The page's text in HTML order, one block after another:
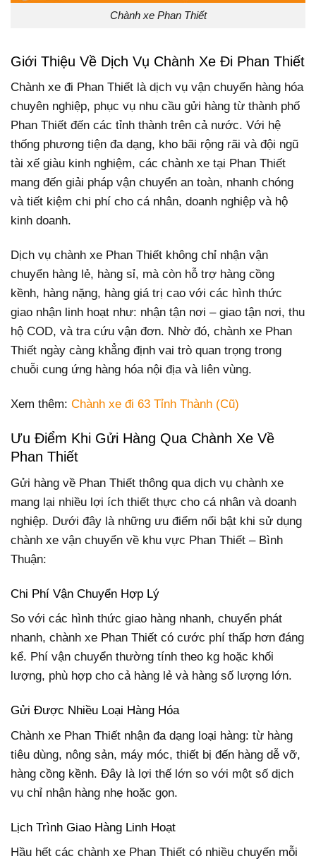
Chành xe Phan Thiết
Giới Thiệu Về Dịch Vụ Chành Xe Đi Phan Thiết
Chành xe đi Phan Thiết là dịch vụ vận chuyển hàng hóa
chuyên nghiệp, phục vụ nhu cầu gửi hàng từ thành phố
Phan Thiết đến các tỉnh thành trên cả nước. Với hệ
thống phương tiện đa dạng, kho bãi rộng rãi và đội ngũ
tài xế giàu kinh nghiệm, các chành xe tại Phan Thiết
mang đến giải pháp vận chuyển an toàn, nhanh chóng
và tiết kiệm chi phí cho cá nhân, doanh nghiệp và hộ
kinh doanh.
Dịch vụ chành xe Phan Thiết không chỉ nhận vận
chuyển hàng lẻ, hàng sỉ, mà còn hỗ trợ hàng cồng
kềnh, hàng nặng, hàng giá trị cao với các hình thức
giao nhận linh hoạt như: nhận tận nơi – giao tận nơi, thu
hộ COD, và tra cứu vận đơn. Nhờ đó, chành xe Phan
Thiết ngày càng khẳng định vai trò quan trọng trong
chuỗi cung ứng hàng hóa nội địa và liên vùng.
Xem thêm: Chành xe đi 63 Tỉnh Thành (Cũ)
Ưu Điểm Khi Gửi Hàng Qua Chành Xe Về
Phan Thiết
Gửi hàng về Phan Thiết thông qua dịch vụ chành xe
mang lại nhiều lợi ích thiết thực cho cá nhân và doanh
nghiệp. Dưới đây là những ưu điểm nổi bật khi sử dụng
chành xe vận chuyển về khu vực Phan Thiết – Bình
Thuận:
Chi Phí Vận Chuyển Hợp Lý
So với các hình thức giao hàng nhanh, chuyển phát
nhanh, chành xe Phan Thiết có cước phí thấp hơn đáng
kể. Phí vận chuyển thường tính theo kg hoặc khối
lượng, phù hợp cho cả hàng lẻ và hàng số lượng lớn.
Gửi Được Nhiều Loại Hàng Hóa
Chành xe Phan Thiết nhận đa dạng loại hàng: từ hàng
tiêu dùng, nông sản, máy móc, thiết bị đến hàng dễ vỡ,
hàng cồng kềnh. Đây là lợi thế lớn so với một số dịch
vụ chỉ nhận hàng nhẹ hoặc gọn.
Lịch Trình Giao Hàng Linh Hoạt
Hầu hết các chành xe Phan Thiết có nhiều chuyến mỗi